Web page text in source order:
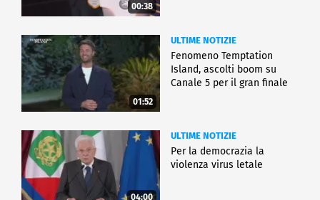
00:38
01:52
ULTIME NOTIZIE
Fenomeno Temptation
Island, ascolti boom su
Canale 5 per il gran finale
04:00
ULTIME NOTIZIE
Per la democrazia la
violenza virus letale